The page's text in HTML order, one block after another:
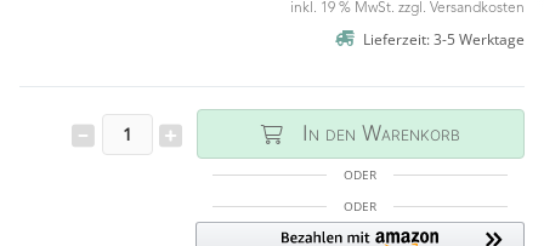
inkl. 19 % MwSt. zzgl. Versandkosten
Lieferzeit: 3-5 Werktage
In den Warenkorb
ODER
ODER